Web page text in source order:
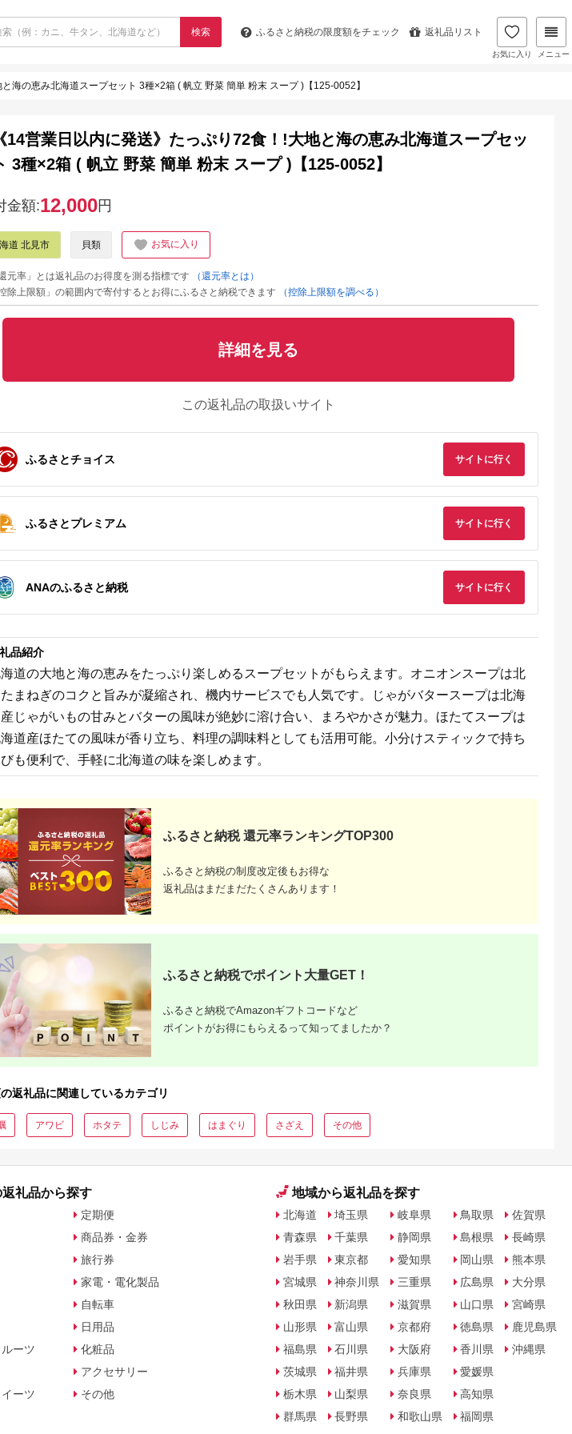
検索 ふるさと納税の限度額をチェック 返礼品リスト
お気に入り メニュー
海の恵み北海道スープセット 3種×2箱 ( 帆立 野菜 簡単 粉末 スープ )【125-0052】
るさとプレミ
市
年10月
送】【カキ
海のミルク
殻付2年物
80～100
い BBQ )
5.0
円
北海道 厚岸町
【緊急支援品】【中国
禁輸施策応援品】北海
道産 冷凍 帆立貝柱
500g (18玉前後) ホタ
テ ほたて 玉冷 魚貝類
5.0
寄付金額:27,000円
岩手県 大船渡市
【 テレビで紹介 】 生
食可 冷凍 牡蠣 殻付き
牡蠣 春っこ 牡蠣 2袋
( 12個入×2 ) 数量限定
5.0
寄付金額:19,000 円
三重県 桑名市
【指定日必須】【配送
不可地域有】マルヨシ
水産 桑名産大粒天然
蛤 1.3kg（約10～12
個）はまぐり ハマグ
リ 魚介 貝 魚貝 活は
5.0
寄付金額:22,000円
千葉県 富津市
漁師直送！活ホンビノ
ス貝5.5kg（Lサイ
ズ）
5.0
寄付金額:30,000 円
北海道 厚岸町
北海道 厚岸産 砂抜き
済み あさり
2.5kg【光輝】 [ 海産
物 海の幸 味が濃い
類 貝 みそ汁 酒蒸し
アサリバター 食材 食
寄付金額:
ふるさと納
おすすめ
グ
【2026年最新版】ふるさと
キング｜還元率・内容量で
比較
《14営業日以内に発送》たっぷり72食！!大地と海の恵み北海道スープセッ
3種×2箱 ( 帆立 野菜 簡単 粉末 スープ )【125-0052】
金額:12,000円
道 北見市 貝類 お気に入り
元率」とは返礼品のお得度を測る指標です
（還元率とは）
除上限額」の範囲内で寄付するとお得にふるさと納税できます
（控除上限額を調べる）
詳細を見る
この返礼品の取扱いサイト
ふるさとチョイス サイトに行く
ふるさとプレミアム サイトに行く
ANAのふるさと納税 サイトに行く
品紹介
道の大地と海の恵みをたっぷり楽しめるスープセットがもらえます。オニオンスープは北
たまねぎのコクと旨みが凝縮され、機内サービスでも人気です。じゃがバタースープは北海
じゃがいもの甘みとバターの風味が絶妙に溶け合い、まろやかさが魅力。ほたてスープは
道産ほたての風味が香り立ち、料理の調味料としても活用可能。小分けスティックで持ち
も便利で、手軽に北海道の味を楽しめます。
ふるさと納税 還元率ランキングTOP300
ふるさと納税の制度改定後もお得な
返礼品はまだまだたくさんあります！
ふるさと納税でポイント大量GET！
ふるさと納税でAmazonギフトコードなど
ポイントがお得にもらえるって知ってましたか？
返礼品に関連しているカテゴリ
アワビ ホタテ しじみ はまぐり さざえ その他
返礼品から探す
ーツ
ーツ
定期便
商品券・金券
旅行券
家電・電化製品
自転車
日用品
化粧品
アクセサリー
その他
地域から返礼品を探す
北海道
青森県
岩手県
宮城県
秋田県
山形県
福島県
茨城県
栃木県
群馬県
埼玉県
千葉県
東京都
神奈川県
新潟県
富山県
石川県
福井県
山梨県
長野県
岐阜県
静岡県
愛知県
三重県
滋賀県
京都府
大阪府
兵庫県
奈良県
和歌山県
鳥取県
島根県
岡山県
広島県
山口県
徳島県
香川県
愛媛県
高知県
福岡県
佐賀県
長崎県
熊本県
大分県
宮崎県
鹿児島県
沖縄県